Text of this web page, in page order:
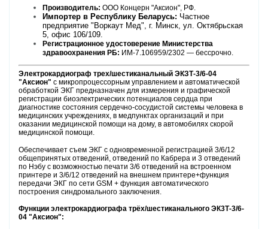
Производитель:ООО Концерн "Аксион", РФ.
Импортер в Республику Беларусь: Частное
предприятие "Воркаут Мед", г. Минск, ул. Октябрьская
5, офис 106/109.
Регистрационное удостоверение Министерства
здравоохранения РБ: ИМ-7.106959/2302 — бессрочно.
Электрокардиограф трех/шестиканальный ЭКЗТ-3/6-04
"Аксион" с микропроцессорным управлением и автоматической
обработкой ЭКГ предназначен для измерения и графической
регистрации биоэлектрических потенциалов сердца при
диагностике состояния сердечно-сосудистой системы человека в
медицинских учреждениях, в медпунктах организаций и при
оказании медицинской помощи на дому, в автомобилях скорой
медицинской помощи.
Обеспечивает съем ЭКГ с одновременной регистрацией 3/6/12
общепринятых отведений, отведений по Кабрера и 3 отведений
по Нэбу с возможностью печати 3/6 отведений на встроенном
принтере и 3/6/12 отведений на внешнем принтере+функция
передачи ЭКГ по сети GSM + функция автоматического
построения синдромального заключения.
Функции электрокардиографа трёх/шестиканального ЭК3Т-3/6-
04 "Аксион":